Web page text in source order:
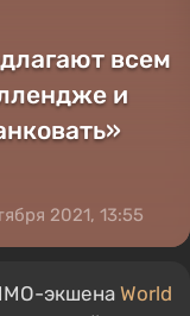
всем
и
2021, 13:55
экшена World